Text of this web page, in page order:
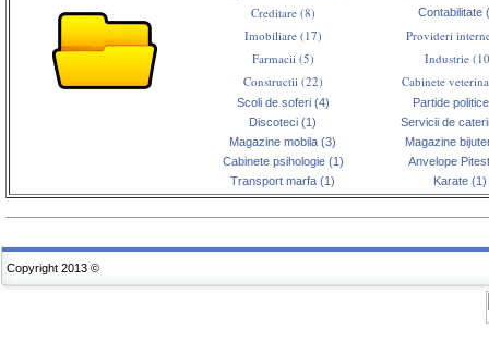
Creditare (8) Contabilitate
Imobiliare (17)
Provideri
Farmacii (5)
Industrie
Constructii (22)
Cabinete
Scoli de soferi (4)
Partide
Discoteci (1)
Servicii de
Magazine mobila (3)
Magazine
Cabinete psihologie (1)
Anvelope
Transport marfa (1)
Karate (1)
Copyright 2013 ©